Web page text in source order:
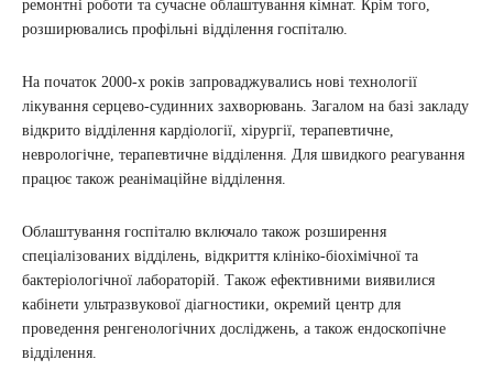
ремонтні роботи та сучасне облаштування кімнат. Крім того,
розширювались профільні відділення госпіталю.
На початок 2000-х років запроваджувались нові технології
лікування серцево-судинних захворювань. Загалом на базі закладу
відкрито відділення кардіології, хірургії, терапевтичне,
неврологічне, терапевтичне відділення. Для швидкого реагування
працює також реанімаційне відділення.
Облаштування госпіталю включало також розширення
спеціалізованих відділень, відкриття клініко-біохімічної та
бактеріологічної лабораторій. Також ефективними виявилися
кабінети ультразвукової діагностики, окремий центр для
проведення ренгенологічних досліджень, а також ендоскопічне
відділення.